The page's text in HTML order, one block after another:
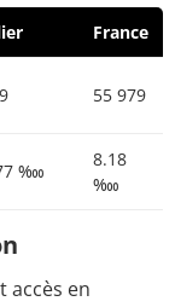
France
55 979
‱
8.18
‱
accès en